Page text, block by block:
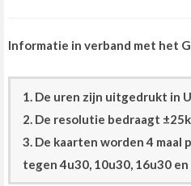
Informatie in verband met het
1. De uren zijn uitgedrukt in
2. De resolutie bedraagt
3. De kaarten worden 4 maal
tegen 4u30, 10u30, 16u30